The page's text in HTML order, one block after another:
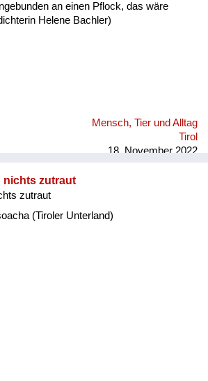
an einen Pflock, das wäre
Helene Bachler)
Mensch, Tier und Alltag
Tirol
18. November 2022
nichts zutraut
zutraut
(Tiroler Unterland)